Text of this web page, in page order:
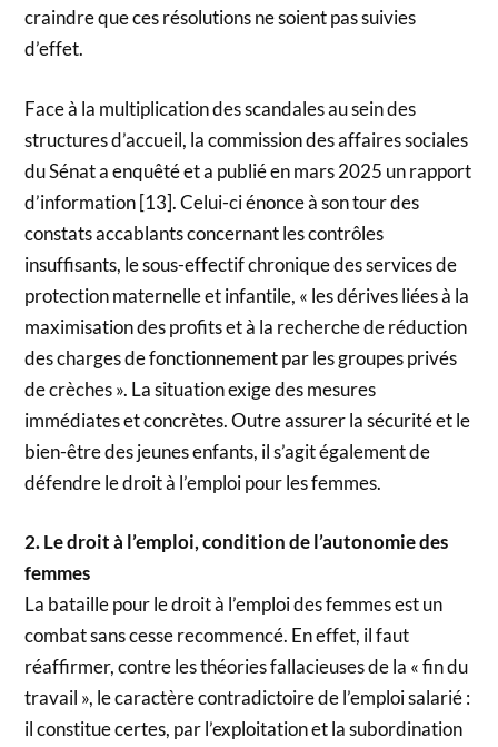
craindre que ces résolutions ne soient pas suivies
d’effet.
Face à la multiplication des scandales au sein des
structures d’accueil, la commission des affaires sociales
du Sénat a enquêté et a publié en mars 2025 un rapport
d’information [13]. Celui-ci énonce à son tour des
constats accablants concernant les contrôles
insuffisants, le sous-effectif chronique des services de
protection maternelle et infantile, « les dérives liées à la
maximisation des profits et à la recherche de réduction
des charges de fonctionnement par les groupes privés
de crèches ». La situation exige des mesures
immédiates et concrètes. Outre assurer la sécurité et le
bien-être des jeunes enfants, il s’agit également de
défendre le droit à l’emploi pour les femmes.
2. Le droit à l’emploi, condition de l’autonomie des
femmes
La bataille pour le droit à l’emploi des femmes est un
combat sans cesse recommencé. En effet, il faut
réaffirmer, contre les théories fallacieuses de la « fin du
travail », le caractère contradictoire de l’emploi salarié :
il constitue certes, par l’exploitation et la subordination